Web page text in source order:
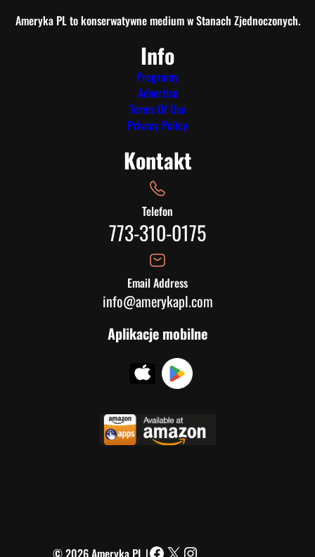
Ameryka PL to konserwatywne medium w Stanach Zjednoczonych.
Info
Programy
Advertise
Terms Of Use
Privacy Policy
Kontakt
Telefon
773-310-0175
Email Address
info@amerykapl.com
Aplikacje mobilne
© 2026 Ameryka PL |